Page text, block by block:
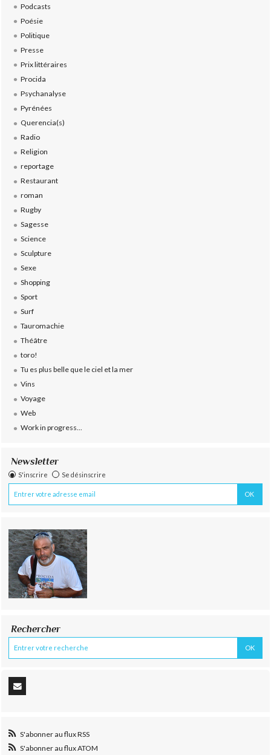
Podcasts
Poésie
Politique
Presse
Prix littéraires
Procida
Psychanalyse
Pyrénées
Querencia(s)
Radio
Religion
reportage
Restaurant
roman
Rugby
Sagesse
Science
Sculpture
Sexe
Shopping
Sport
Surf
Tauromachie
Théâtre
toro!
Tu es plus belle que le ciel et la mer
Vins
Voyage
Web
Work in progress...
Newsletter
S'inscrire Se désinscrire
Rechercher
S'abonner au flux RSS
S'abonner au flux ATOM